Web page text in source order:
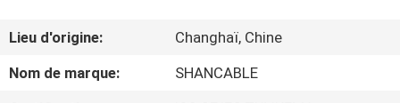
VR
Lieu d'origine:
Changhaï, Chine
Nom de marque:
SHANCABLE